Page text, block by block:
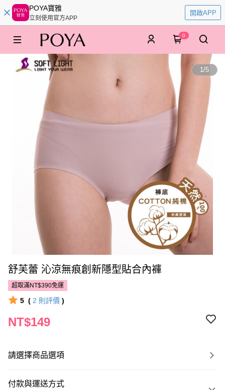
POYA寶雅
立刻使用官方APP
開啟APP
0
1/5
舒芙蕾 沁涼無痕創新隱型貼合內褲
超取滿NT$390免運
5 ( 2 則評價 )
NT$149
請選擇商品選項
付款與運送方式